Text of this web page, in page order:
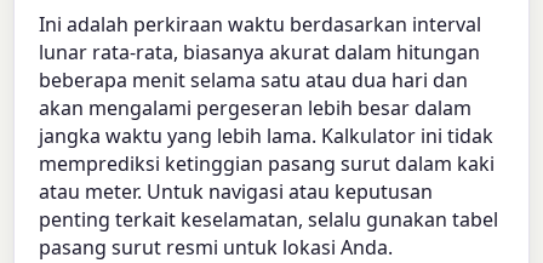
Ini adalah perkiraan waktu berdasarkan interval
lunar rata-rata, biasanya akurat dalam hitungan
beberapa menit selama satu atau dua hari dan
akan mengalami pergeseran lebih besar dalam
jangka waktu yang lebih lama. Kalkulator ini tidak
memprediksi ketinggian pasang surut dalam kaki
atau meter. Untuk navigasi atau keputusan
penting terkait keselamatan, selalu gunakan tabel
pasang surut resmi untuk lokasi Anda.